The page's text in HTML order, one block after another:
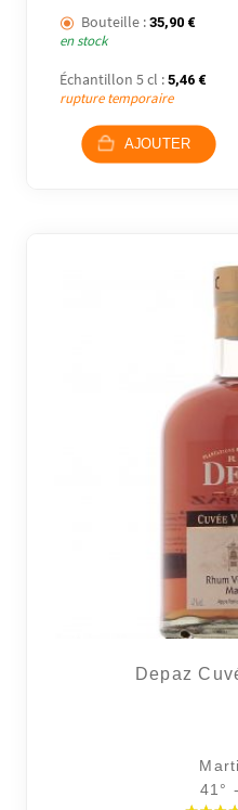
Bouteille : 35,90 €
en stock
Échantillon 5 cl : 5,46 €
rupture temporaire
AJOUTER
Depaz
41°